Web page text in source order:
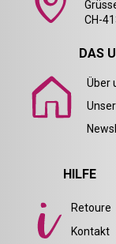
CH-
DAS
Über
HILFE
Retoure
Kontakt